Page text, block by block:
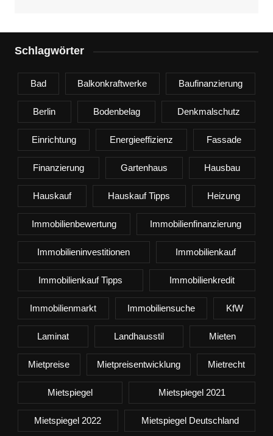
Schlagwörter
Bad Balkonkraftwerke Baufinanzierung
Berlin Bodenbelag Denkmalschutz
Einrichtung Energieeffizienz Fassade
Finanzierung Gartenhaus Hausbau
Hauskauf Hauskauf Tipps Heizung
Immobilienbewertung Immobilienfinanzierung
Immobilieninvestitionen Immobilienkauf
Immobilienkauf Tipps Immobilienkredit
Immobilienmarkt Immobiliensuche KfW
Laminat Landhausstil Mieten
Mietpreise Mietpreisentwicklung Mietrecht
Mietspiegel Mietspiegel 2021
Mietspiegel 2022 Mietspiegel Deutschland